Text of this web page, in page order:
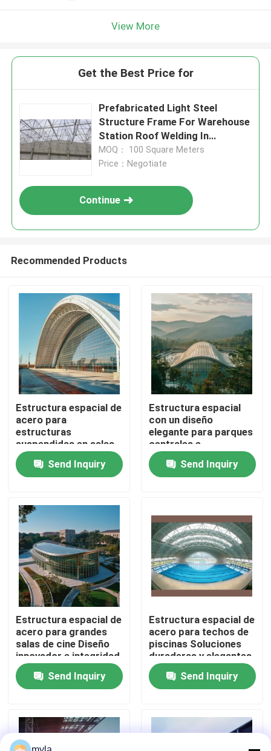
Products
About Us
Factory Tour
Quality Control
Contact Us
News
Cases
Space Frame Truss
View More
Get the Best Price for
Prefabricated Light Steel
Structure Frame For Warehouse
Station Roof Welding In
Argentina Projects Q235 Q345
MOQ： 100 Square Meters
Price：Negotiate
Continue
Recommended Products
Estructura espacial de
acero para
estructuras
suspendidas en salas
de cine que maximizan
el espacio y la calidad
del sonido
Send Inquiry
Estructura espacial
con un diseño
elegante para parques
centrales e
instalaciones
informales Edificios
de acero duraderos y
Send Inquiry
Estructura espacial de
acero para grandes
salas de cine Diseño
innovador e integridad
estructural
Send Inquiry
Estructura espacial de
acero para techos de
piscinas Soluciones
duraderas y elegantes
Send Inquiry